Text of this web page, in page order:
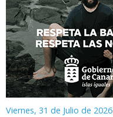
Viernes, 31 de Julio de 2026